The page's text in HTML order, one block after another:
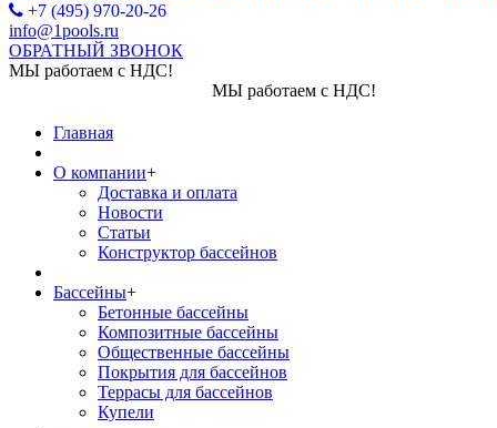
+7 (495) 970-20-26
info@1pools.ru
ОБРАТНЫЙ ЗВОНОК
МЫ работаем с НДС!
МЫ работаем с НДС!
Главная
О компании+
Доставка и оплата
Новости
Статьи
Конструктор бассейнов
Бассейны+
Бетонные бассейны
Композитные бассейны
Общественные бассейны
Покрытия для бассейнов
Террасы для бассейнов
Купели